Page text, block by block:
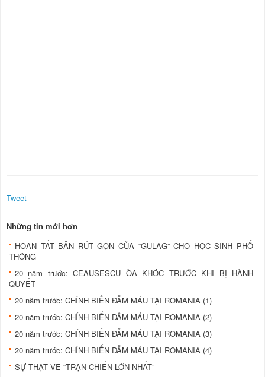
Tweet
Những tin mới hơn
HOÀN TẤT BẢN RÚT GỌN CỦA “GULAG” CHO HỌC SINH PHỔ
THÔNG
20 năm trước: CEAUSESCU ÒA KHÓC TRƯỚC KHI BỊ HÀNH
QUYẾT
20 năm trước: CHÍNH BIẾN ĐẪM MÁU TẠI ROMANIA (1)
20 năm trước: CHÍNH BIẾN ĐẪM MÁU TẠI ROMANIA (2)
20 năm trước: CHÍNH BIẾN ĐẪM MÁU TẠI ROMANIA (3)
20 năm trước: CHÍNH BIẾN ĐẪM MÁU TẠI ROMANIA (4)
SỰ THẬT VỀ “TRẬN CHIẾN LỚN NHẤT”